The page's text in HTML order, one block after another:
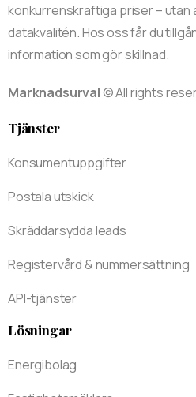
konkurrenskraftiga priser – utan
datakvalitén. Hos oss får du
information som gör skillnad.
Marknadsurval © All rights
Tjänster
Konsumentuppgifter
Postala utskick
Skräddarsydda leads
Registervård & nummersättning
API-tjänster
Lösningar
Energibolag